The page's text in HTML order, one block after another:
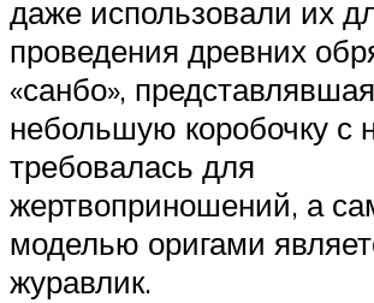
даже использовали их
проведения древних
«санбо»,
небольшую коробочку с
требовалась для
жертвоприношений, а
моделью оригами
журавлик.